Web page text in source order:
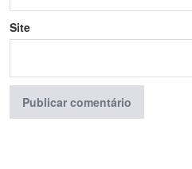
Site